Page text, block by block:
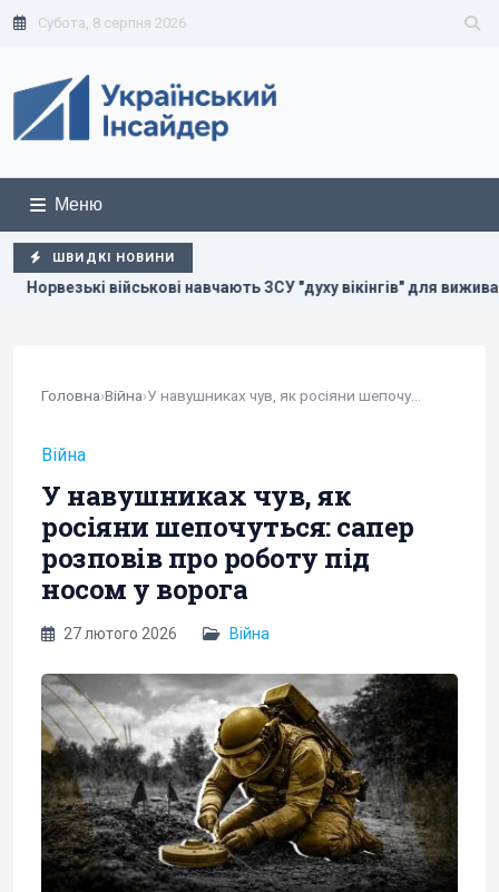
Субота, 8 серпня 2026
Меню
ШВИДКІ НОВИНИ
вікінгів" для виживання на фронті, - BI У Болгарії
Головна›Війна›
Війна
У навушниках чув, як
росіяни шепочуться: сапер
розповів про роботу під
носом у ворога
27 лютого 2026 Війна